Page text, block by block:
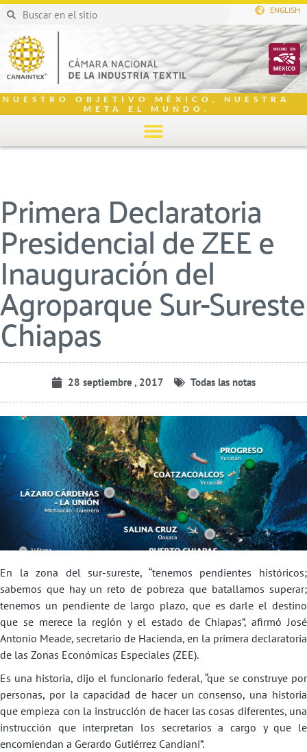
ENGLISH
NUESTRO OBJETIVO MÉXICO, NUESTRA
META EL MUNDO.
Primera Declaratoria
Presidencial de ZEE e
Inauguración del
Agroparque Sur-Sureste
Chiapas
28 septiembre , 2017 Todas las notas
En la zona del sur-sureste, “tenemos pendientes históricos;
sabemos que hay un reto de pobreza que batallamos superar;
tenemos un pendiente de largo plazo, que es darle el destino
que se merece la región y el estado de Chiapas”, afirmó José
Antonio Meade, secretario de Hacienda, en la primera declaratoria
de las Zonas Económicas Especiales (ZEE).
Es una historia, dijo el funcionario federal, “que se construye por
personas, por la capacidad de hacer un consenso, una historia
que empieza con la instrucción de hacer las cosas diferentes, una
instrucción que interpretan los secretarios a cargo y que le
encomiendan a Gerardo Gutiérrez Candiani”.